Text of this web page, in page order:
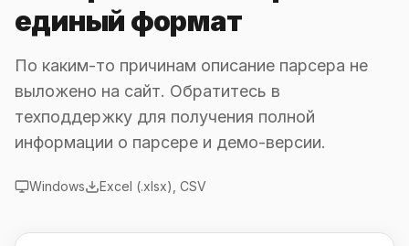
единый формат
По каким-то причинам описание парсера не
выложено на сайт. Обратитесь в
техподдержку для получения полной
информации о парсере и демо-версии.
Windows Excel (.xlsx), CSV